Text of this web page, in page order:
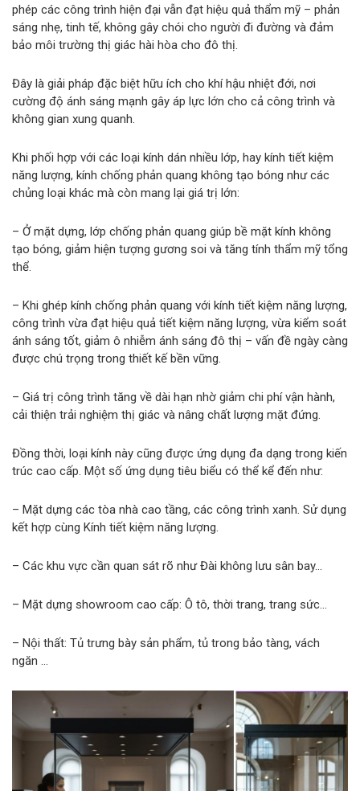
phép các công trình hiện đại vẫn đạt hiệu quả thẩm mỹ – phản
sáng nhẹ, tinh tế, không gây chói cho người đi đường và đảm
bảo môi trường thị giác hài hòa cho đô thị.
Đây là giải pháp đặc biệt hữu ích cho khí hậu nhiệt đới, nơi
cường độ ánh sáng mạnh gây áp lực lớn cho cả công trình và
không gian xung quanh.
Khi phối hợp với các loại kính dán nhiều lớp, hay kính tiết kiệm
năng lượng, kính chống phản quang không tạo bóng như các
chủng loại khác mà còn mang lại giá trị lớn:
– Ở mặt dựng, lớp chống phản quang giúp bề mặt kính không
tạo bóng, giảm hiện tượng gương soi và tăng tính thẩm mỹ tổng
thể.
– Khi ghép kính chống phản quang với kính tiết kiệm năng lượng,
công trình vừa đạt hiệu quả tiết kiệm năng lượng, vừa kiểm soát
ánh sáng tốt, giảm ô nhiễm ánh sáng đô thị – vấn đề ngày càng
được chú trọng trong thiết kế bền vững.
– Giá trị công trình tăng về dài hạn nhờ giảm chi phí vận hành,
cải thiện trải nghiệm thị giác và nâng chất lượng mặt đứng.
Đồng thời, loại kính này cũng được ứng dụng đa dạng trong kiến
trúc cao cấp. Một số ứng dụng tiêu biểu có thể kể đến như:
– Mặt dựng các tòa nhà cao tầng, các công trình xanh. Sử dụng
kết hợp cùng Kính tiết kiệm năng lượng.
– Các khu vực cần quan sát rõ như Đài không lưu sân bay…
– Mặt dựng showroom cao cấp: Ô tô, thời trang, trang sức…
– Nội thất: Tủ trưng bày sản phẩm, tủ trong bảo tàng, vách
ngăn …